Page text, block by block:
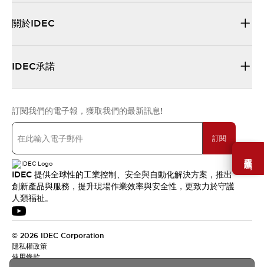
需要幫助嗎？
關於IDEC
IDEC承諾
訂閱我們的電子報，獲取我們的最新訊息!
訂閱
IDEC 提供全球性的工業控制、安全與自動化解決方案，推出
創新產品與服務，提升現場作業效率與安全性，更致力於守護
人類福祉。
© 2026 IDEC Corporation
隱私權政策
使用條款